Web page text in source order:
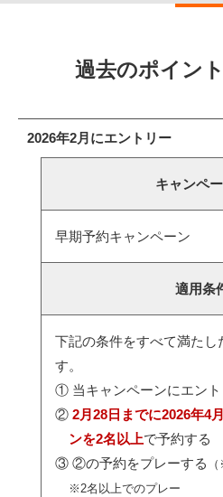
過去のポイン
2026年2月にエントリー
キャンペ
早期予約キャンペーン
適用条
下記の条件をすべて満たし
す。
① 当キャンペーンにエント
② 2月28日までに2026年4
ンを2名以上で予約する
③ ②の予約をプレーする
※2名以上でのプレー